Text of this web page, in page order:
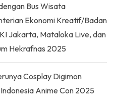
Bus Wisata
Ekonomi Kreatif/Badan
Jakarta, Mataloka Live, dan
Hekrafnas 2025
Cosplay Digimon
Anime Con 2025